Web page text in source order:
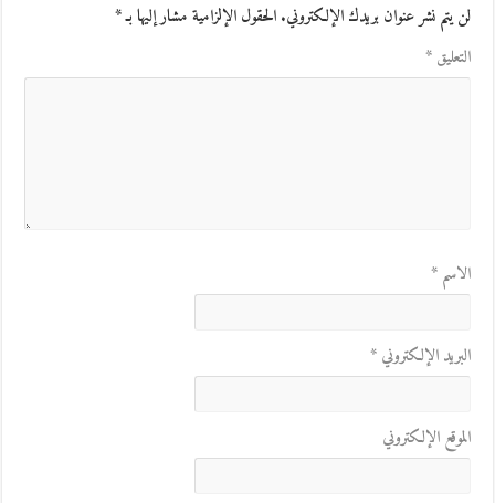
لن يتم نشر عنوان بريدك الإلكتروني.الحقول الإلزامية مشار إليها بـ*
التعليق*
الاسم*
البريد الإلكتروني*
الموقع الإلكتروني